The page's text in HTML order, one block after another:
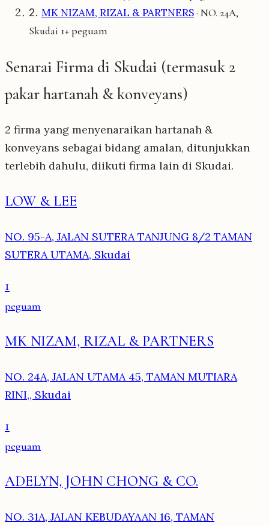
2. MK NIZAM, RIZAL & PARTNERS· NO. 24A,
Skudai 1+ peguam
Senarai Firma di Skudai (termasuk 2
pakar hartanah & konveyans)
2 firma yang menyenaraikan hartanah &
konveyans sebagai bidang amalan, ditunjukkan
terlebih dahulu, diikuti firma lain di Skudai.
LOW & LEE
NO. 95-A, JALAN SUTERA TANJUNG 8/2 TAMAN
SUTERA UTAMA, Skudai
1
peguam
MK NIZAM, RIZAL & PARTNERS
NO. 24A, JALAN UTAMA 45, TAMAN MUTIARA
RINI,, Skudai
1
peguam
ADELYN, JOHN CHONG & CO.
NO. 31A, JALAN KEBUDAYAAN 16, TAMAN